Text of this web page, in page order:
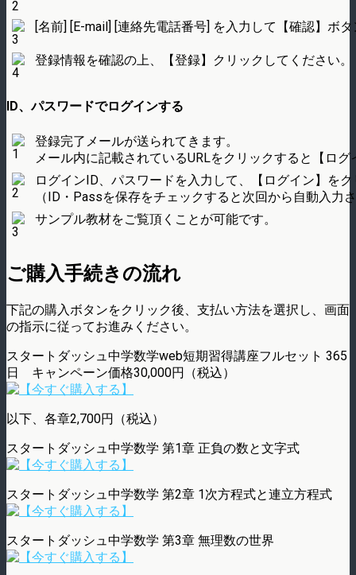
[名前] [E-mail] [連絡先電話番号] を入力して【確認】ボ
登録情報を確認の上、【登録】クリックしてください。
ID、パスワードでログインする
登録完了メールが送られてきます。
メール内に記載されているURLをクリックすると【ロ
ログインID、パスワードを入力して、【ログイン】を
（ID・Passを保存をチェックすると次回から自動入力
サンプル教材をご覧頂くことが可能です。
ご購入手続きの流れ
下記の購入ボタンをクリック後、支払い方法を選択し、画面
の指示に従ってお進みください。
スタートダッシュ中学数学web短期習得講座フルセット 365
日 キャンペーン価格30,000円（税込）
以下、各章2,700円（税込）
スタートダッシュ中学数学 第1章 正負の数と文字式
スタートダッシュ中学数学 第2章 1次方程式と連立方程式
スタートダッシュ中学数学 第3章 無理数の世界